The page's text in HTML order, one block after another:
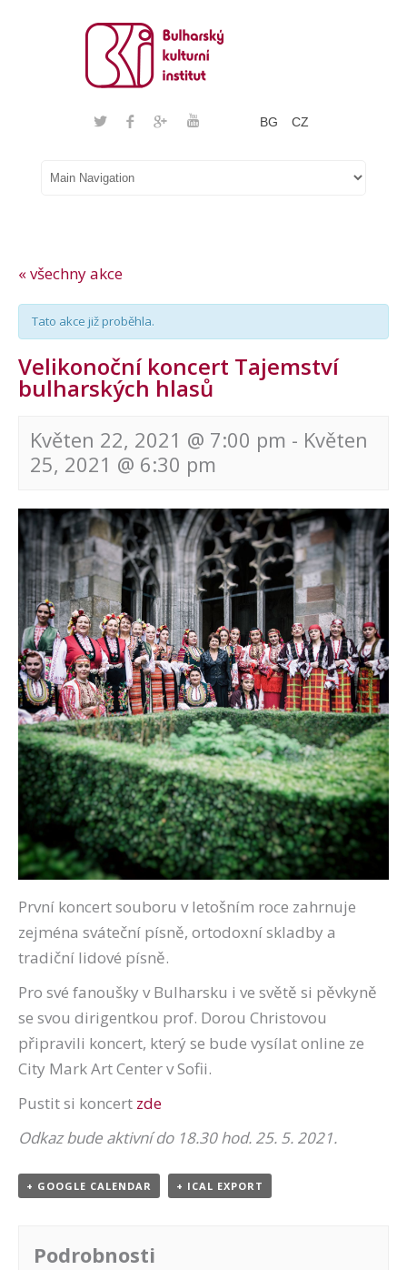
BG CZ
« všechny akce
Tato akce již proběhla.
Velikonoční koncert Tajemství
bulharských hlasů
Květen 22, 2021 @ 7:00 pm - Květen
25, 2021 @ 6:30 pm
Navigace
pro
akce
První koncert souboru v letošním roce zahrnuje
zejména sváteční písně, ortodoxní skladby a
tradiční lidové písně.
Pro své fanoušky v Bulharsku i ve světě si pěvkyně
se svou dirigentkou prof. Dorou Christovou
připravili koncert, který se bude vysílat online ze
City Mark Art Center v Sofii.
Pustit si koncert zde
Odkaz bude aktivní do 18.30 hod. 25. 5. 2021.
+ GOOGLE CALENDAR + ICAL EXPORT
Podrobnosti